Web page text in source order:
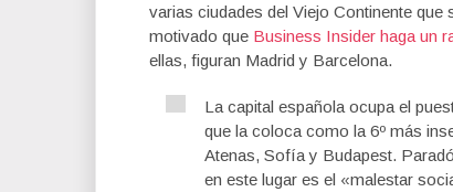
varias ciudades del Viejo Continente que
motivado que Business Insider haga un
ellas, figuran Madrid y Barcelona.
La capital española ocupa el
que la coloca como la 6º más
Atenas, Sofía y Budapest.
en este lugar es el «malestar